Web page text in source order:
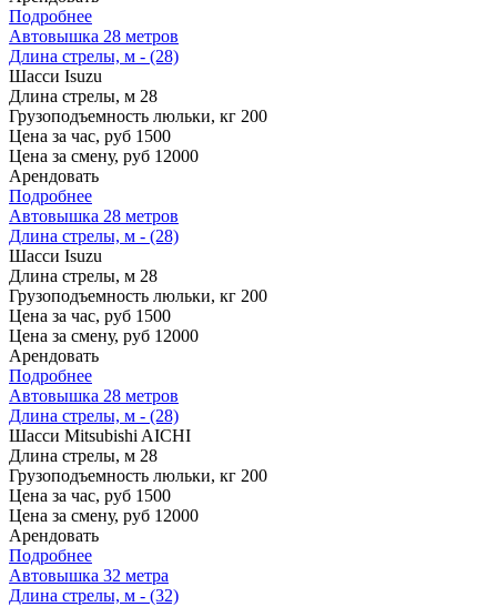
Подробнее
Автовышка 28 метров
Длина стрелы, м - (28)
Шасси Isuzu
Длина стрелы, м 28
Грузоподъемность люльки, кг 200
Цена за час, руб 1500
Цена за смену, руб 12000
Арендовать
Подробнее
Автовышка 28 метров
Длина стрелы, м - (28)
Шасси Isuzu
Длина стрелы, м 28
Грузоподъемность люльки, кг 200
Цена за час, руб 1500
Цена за смену, руб 12000
Арендовать
Подробнее
Автовышка 28 метров
Длина стрелы, м - (28)
Шасси Mitsubishi AICHI
Длина стрелы, м 28
Грузоподъемность люльки, кг 200
Цена за час, руб 1500
Цена за смену, руб 12000
Арендовать
Подробнее
Автовышка 32 метра
Длина стрелы, м - (32)